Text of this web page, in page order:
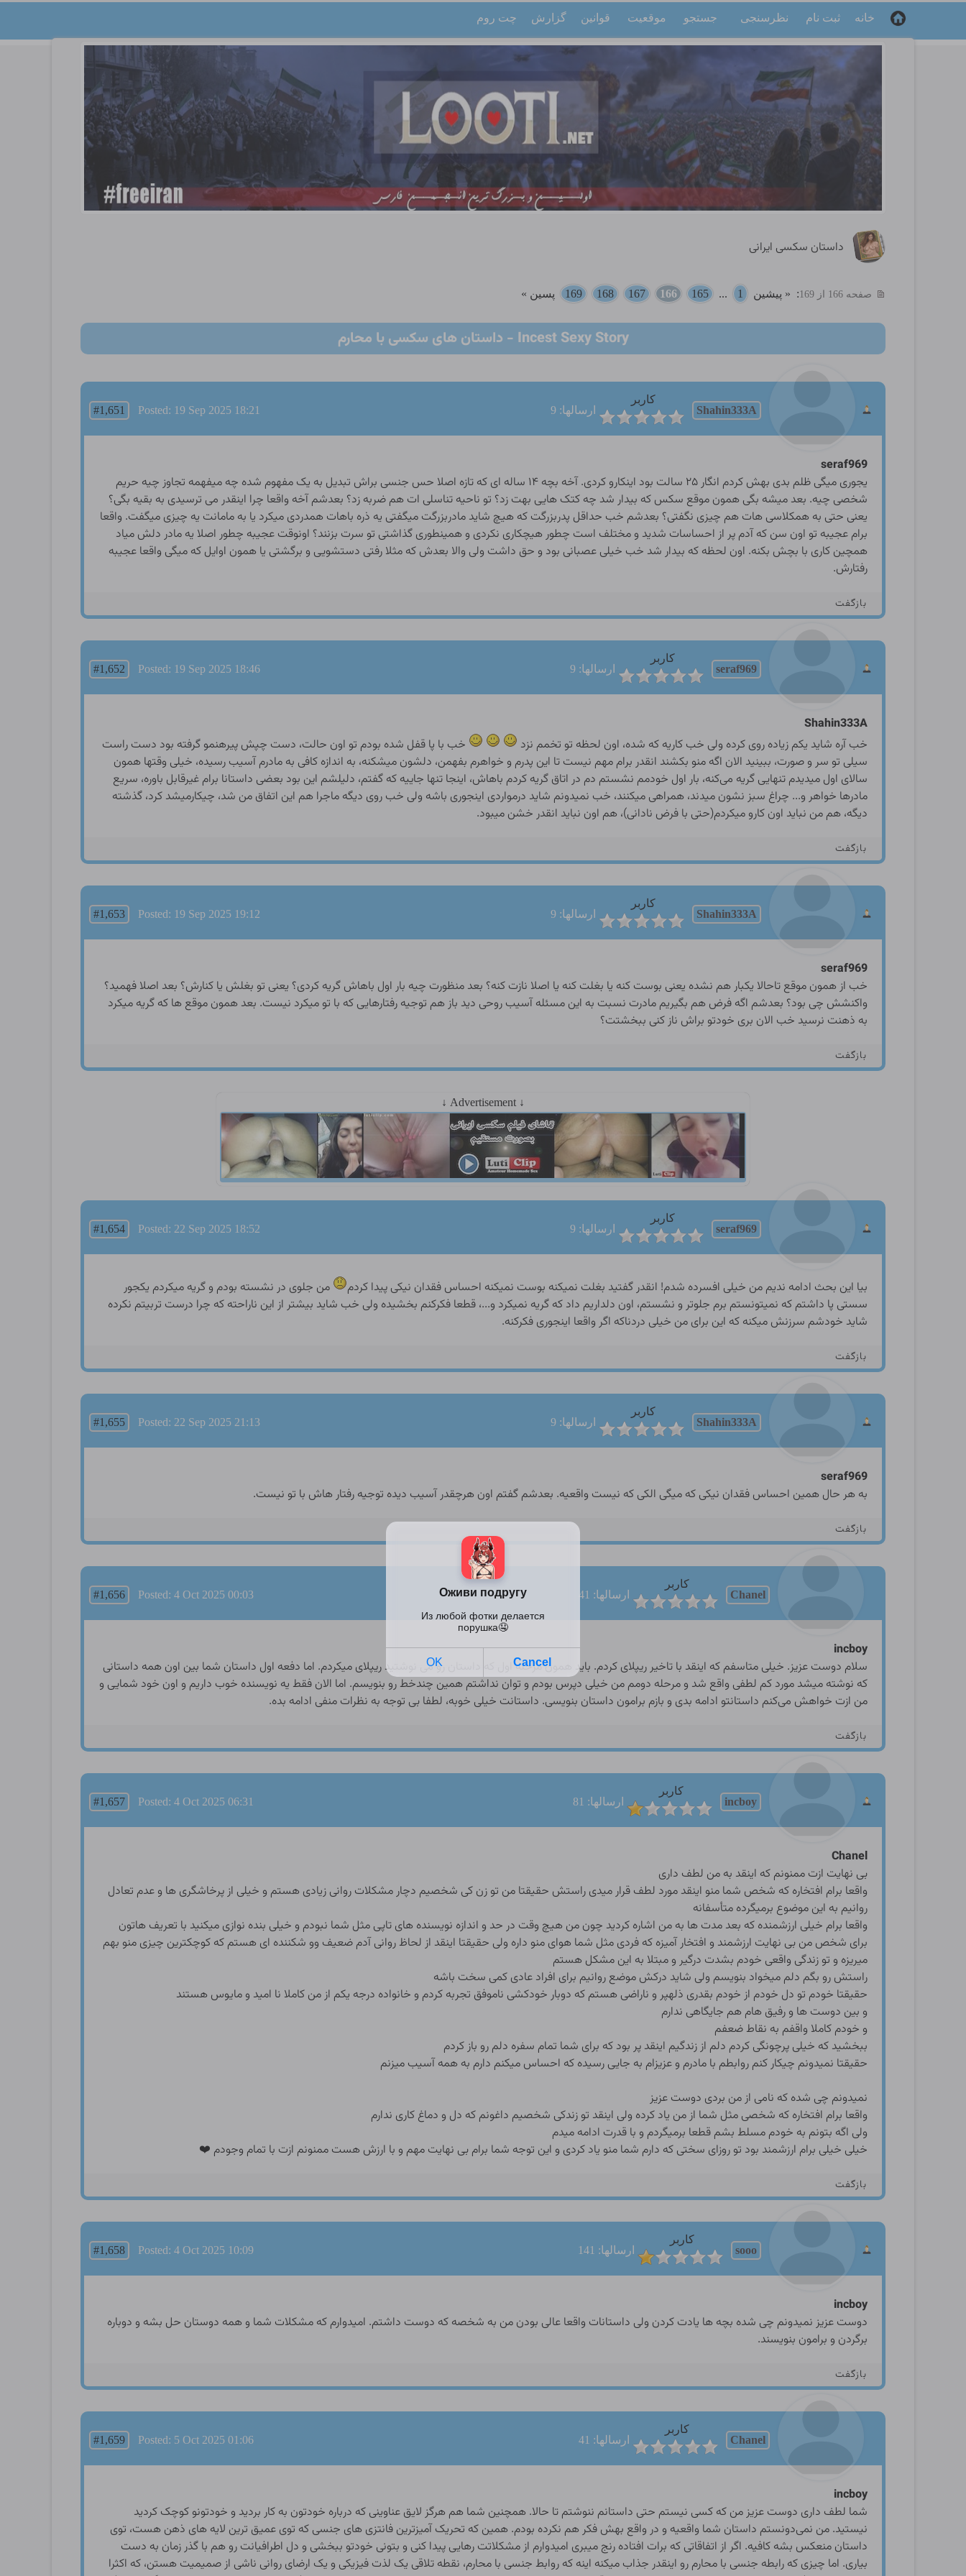
خانه ثبت نام نظرسنجی جستجو موقعیت قوانین گزارش چت روم
داستان سکسی ایرانی
صفحه 166 از 169 : « پیشین 1
...
165
166
167
168
169 پسین »
Incest Sexy Story - داستان های سکسی با محارم
Shahin333A
کاربر
ارسالها: 9
#1,651 Posted: 19 Sep 2025 18:21
seraf969
یجوری میگی ظلم بدی بهش کردم انگار ۲۵ سالت بود اینکارو کردی. آخه بچه ۱۴ ساله ای که تازه اصلا حس جنسی براش تبدیل به یک مفهوم شده چه میفهمه تجاوز چیه حریم
شخصی چیه. بعد میشه بگی همون موقع سکس که بیدار شد چه کتک هایی بهت زد؟ تو ناحیه تناسلی ات هم ضربه زد؟ بعدشم آخه واقعا چرا اینقدر می ترسیدی به بقیه بگی؟
یعنی حتی به همکلاسی هات هم چیزی نگفتی؟ بعدشم خب حداقل پدربزرگت که هیچ شاید مادربزرگت میگفتی یه ذره باهات همدردی میکرد یا به مامانت یه چیزی میگفت. واقعا
برام عجیبه تو اون سن که آدم پر از احساسات شدید و مختلف است چطور هیچکاری نکردی و همینطوری گذاشتی تو سرت بزنند؟ اونوقت عجیبه چطور اصلا یه مادر دلش میاد
همچین کاری با بچش بکنه. اون لحظه که بیدار شد خب خیلی عصبانی بود و حق داشت ولی والا بعدش که مثلا رفتی دستشویی و برگشتی یا همون اوایل که میگی واقعا عجیبه
رفتارش.
بازگفت
seraf969
کاربر
ارسالها: 9
#1,652 Posted: 19 Sep 2025 18:46
Shahin333A
خب آره شاید یکم زیاده روی کرده ولی خب کاریه که شده، اون لحظه تو تخمم نزد
خب با پا قفل شده بودم تو اون حالت، دست چپش پیرهنمو گرفته بود دست راست
سیلی تو سر و صورت، ببینید الان اگه منو بکشند انقدر برام مهم نیست تا این پدرم و خواهرم بفهمن، دلشون میشکنه، به اندازه کافی به مادرم آسیب رسیده، خیلی وقتها همون
سالای اول میدیدم تنهایی گریه می‌کنه، بار اول خودمم نشستم دم در اتاق گریه کردم باهاش، اینجا تنها جاییه که گفتم، دلیلشم این بود بعضی داستانا برام غیرقابل باوره، سریع
مادرها خواهر و... چراغ سبز نشون میدند، همراهی میکنند، خب نمیدونم شاید درمواردی اینجوری باشه ولی خب روی دیگه ماجرا هم این اتفاق من شد، چیکارمیشد کرد، گذشته
دیگه، هم من نباید اون کارو میکردم(حتی با فرض نادانی)، هم اون نباید انقدر خشن میبود.
بازگفت
Shahin333A
کاربر
ارسالها: 9
#1,653 Posted: 19 Sep 2025 19:12
seraf969
خب از همون موقع تاحالا یکبار هم نشده یعنی بوست کنه یا بغلت کنه یا اصلا نازت کنه؟ بعد منظورت چیه بار اول باهاش گریه کردی؟ یعنی تو بغلش یا کنارش؟ بعد اصلا فهمید؟
واکنشش چی بود؟ بعدشم اگه فرض هم بگیریم مادرت نسبت به این مسئله آسیب روحی دید باز هم توجیه رفتارهایی که با تو میکرد نیست. بعد همون موقع ها که گریه میکرد
به ذهنت نرسید خب الان بری خودتو براش ناز کنی ببخشتت؟
بازگفت
↓ Advertisement ↓
seraf969
کاربر
ارسالها: 9
#1,654 Posted: 22 Sep 2025 18:52
بیا این بحث ادامه ندیم من خیلی افسرده شدم! انقدر گفتید بغلت نمیکنه بوست نمیکنه احساس فقدان نیکی پیدا کردم
من جلوی در نشسته بودم و گریه میکردم یکجور
سستی پا داشتم که نمیتونستم برم جلوتر و نشستم، اون دلداریم داد که گریه نمیکرد و...، قطعا فکرکنم بخشیده ولی خب شاید بیشتر از این ناراحته که چرا درست تربیتم نکرده
شاید خودشم سرزنش میکنه که این برای من خیلی دردناکه اگر واقعا اینجوری فکرکنه.
بازگفت
Shahin333A
کاربر
ارسالها: 9
#1,655 Posted: 22 Sep 2025 21:13
seraf969
به هر حال همین احساس فقدان نیکی که میگی الکی که نیست واقعیه. بعدشم گفتم اون هرچقدر آسیب دیده توجیه رفتار هاش با تو نیست.
بازگفت
Chanel
کاربر
ارسالها: 41
#1,656 Posted: 4 Oct 2025 00:03
incboy
سلام دوست عزیز. خیلی متاسفم که اینقد با تاخیر ریپلای کردم. باید همون مرحله اول که داستان رو می نوشتید ریپلای میکردم. اما دفعه اول داستان شما بین اون همه داستانی
که نوشته میشد مورد کم لطفی واقع شد و مرحله دومم من خیلی دپرس بودم و توان نداشتم همین چندخط رو بنویسم. اما الان فقط یه نویسنده خوب داریم و اون خود شمایی و
من ازت خواهش می‌کنم داستانتو ادامه بدی و بازم برامون داستان بنویسی. داستانت خیلی خوبه، لطفا بی توجه به نظرات منفی ادامه بده.
بازگفت
incboy
کاربر
ارسالها: 81
#1,657 Posted: 4 Oct 2025 06:31
Chanel
بی نهایت ازت ممنونم که اینقد به من لطف داری
واقعا برام افتخاره که شخص شما منو اینقد مورد لطف قرار میدی راستش حقيقتا من تو زن کی شخصیم دچار مشکلات روانی زیادی هستم و خیلی از پرخاشگری ها و عدم تعادل
روانیم به این موضوع برمیگرده متأسفانه
واقعا برام خیلی ارزشمنده که بعد مدت ها به من اشاره کردید چون من هیچ وقت در حد و اندازه نویسنده های تاپی مثل شما نبودم و خیلی بنده نوازی میکنید با تعريف هاتون
برای شخص من بی نهایت ارزشمند و افتخار آمیزه که فردی مثل شما هوای منو داره ولی حقيقتا اینقد از لحاظ روانی آدم ضعیف وو شکننده ای هستم که کوچکترین چیزی منو بهم
میریزه و تو زندگی واقعی خودم بشدت درگیر و مبتلا به این مشکل هستم
راستش رو بگم دلم میخواد بنویسم ولی شاید درکش موضع روانیم برای افراد عادی کمی سخت باشه
حقيقتا خودم تو دل خودم از خودم بقدری ذلهپر و ناراضی هستم که دوبار خودکشی ناموفق تجربه کردم و خانواده درجه یکم از من کاملا نا امید و مایوس هستند
و بین دوست ها و رفیق هام هم جایگاهی ندارم
و خودم کاملا واقفم به نقاط ضعفم
ببخشید که خیلی پرچونگی کردم دلم از زندگیم اینقد پر بود که برای شما تمام سفره دلم رو باز کردم
حقيقتا نمیدونم چیکار کنم روابطم با مادرم و عزیزام به جایی رسیده که احساس میکنم دارم به همه آسیب میزنم
نمیدونم چی شده که نامی از من بردی دوست عزیز
واقعا برام افتخاره که شخصی مثل شما از من یاد کرده ولی اینقد تو زندکی شخصیم داغونم که دل و دماغ کاری ندارم
ولی اگه بتونم به خودم مسلط بشم قطعا برمیگردم و با قدرت ادامه‌ میدم
خیلی خیلی برام ارزشمند بود تو روزای سختی که دارم شما منو یاد کردی و این توجه شما برام بی نهایت مهم و با ارزش هست ممنونم ازت با تمام وجودم ❤️
بازگفت
sooo
کاربر
ارسالها: 141
#1,658 Posted: 4 Oct 2025 10:09
incboy
دوست عزیز نمیدونم چی شده بچه ها یادت کردن ولی داستانات واقعا عالی بودن من به شخصه که دوست داشتم. امیدوارم که مشکلات شما و همه دوستان حل بشه و دوباره
برگردن و برامون بنویسند.
بازگفت
Chanel
کاربر
ارسالها: 41
#1,659 Posted: 5 Oct 2025 01:06
incboy
شما لطف داری دوست عزیز من که کسی نیستم حتی داستانم ننوشتم تا حالا. همچنین شما هم هرگز لایق عناوینی که درباره خودتون به کار بردید و خودتونو کوچک کردید
نیستید. من نمی‌دونستم داستان شما واقعیه و در واقع بهش فکر هم نکرده بودم. همین که تحریک آمیزترین فانتزی های جنسی که توی عمیق ترین لایه های ذهن هست، توی
داستان منعکس بشه کافیه. اگر از اتفاقاتی که برات افتاده رنج میبری امیدوارم از مشکلاتت رهایی پیدا کنی و بتونی خودتو ببخشی و دل اطرافیانت رو هم با گذر زمان به دست
بیاری. اما چیزی که رابطه جنسی با محارم رو اینقدر جذاب میکنه اینه که روابط جنسی با محارم، نقطه تلاقی یک لذت فیزیکی و یک ارضای روانی ناشی از صمیمیت هستن، که اکثرا